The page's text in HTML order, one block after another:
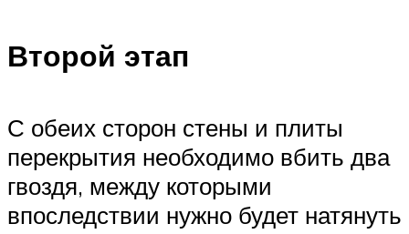
Второй этап
С обеих сторон стены и плиты
перекрытия необходимо вбить два
гвоздя, между которыми
впоследствии нужно будет натянуть